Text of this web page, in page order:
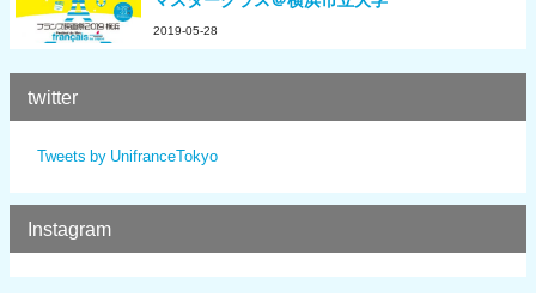
2019-05-28
twitter
Tweets by UnifranceTokyo
Instagram